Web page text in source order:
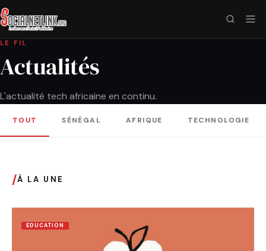
LE FIL
Actualités
L'actualité tech africaine en continu.
TOUT SÉNÉGAL AFRIQUE TECHNOLOGIE
/À LA UNE
EDUCATION